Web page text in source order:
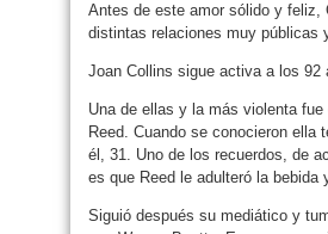
Antes de este amor sólido y feliz,
distintas relaciones muy públicas
Joan Collins sigue activa a los 92
Una de ellas y la más violenta fue
Reed. Cuando se conocieron ella
él, 31. Uno de los recuerdos, de
es que Reed le adulteró la bebida
Siguió después su mediático y